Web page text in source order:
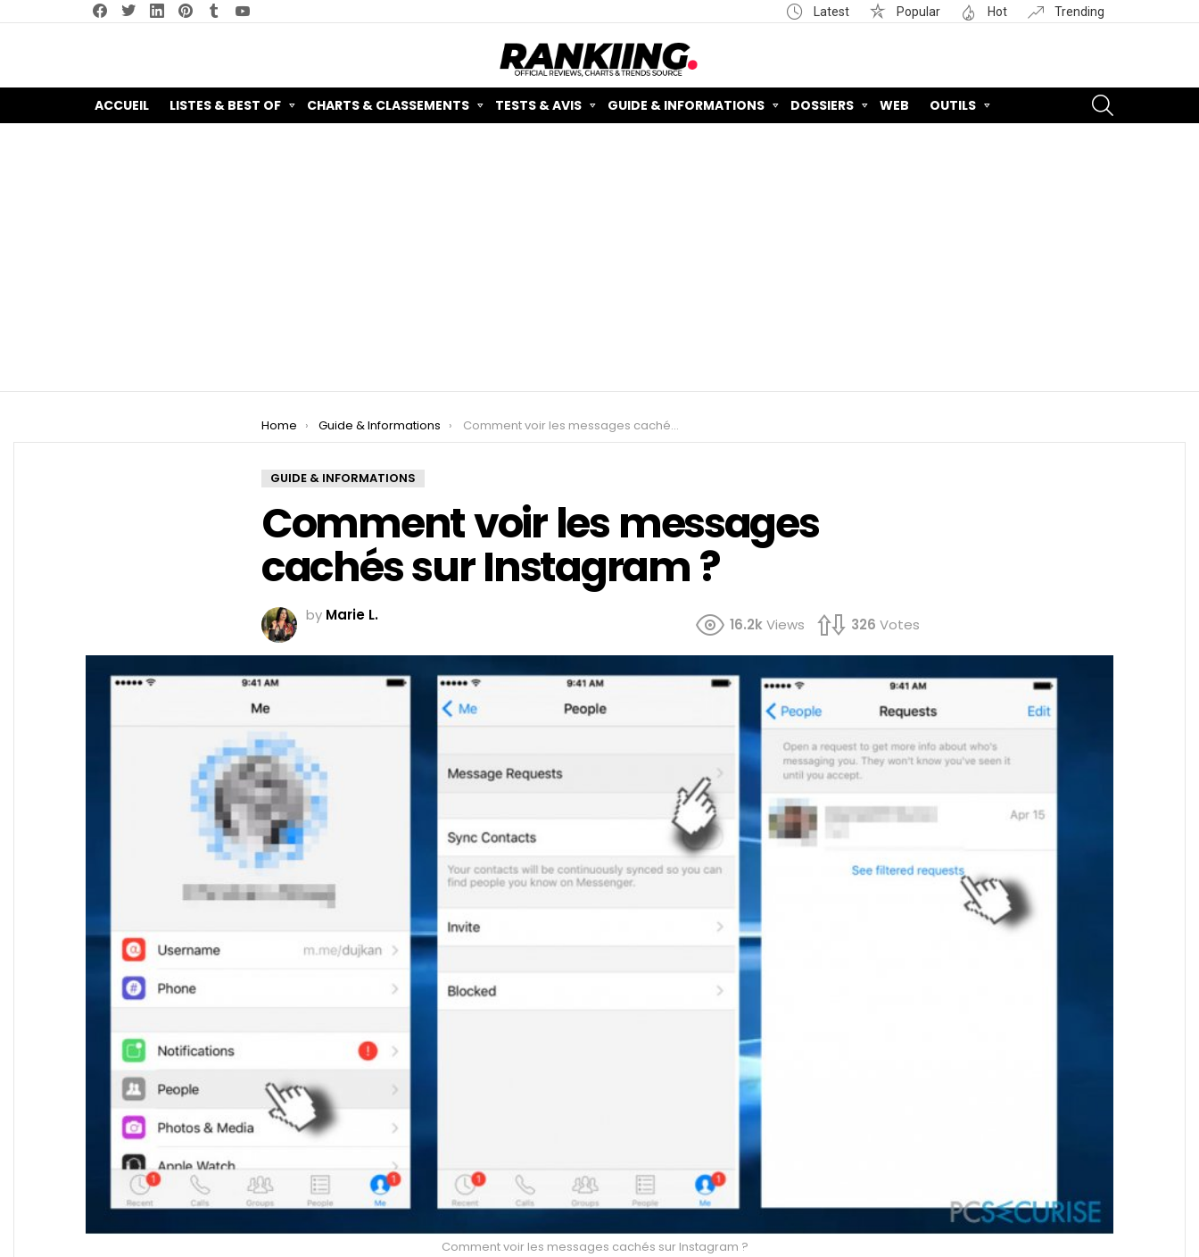
facebooktwitterlinkedin pinterest
Latest Popular Hot Trending
ACCUEIL LISTES & BEST OF CHARTS & CLASSEMENTS TESTS & AVIS GUIDE & INFORMATIONS DOSSIERS WEB OUTILS
You are here:
Home Guide & Informations Comment voir les messages cachés sur Instagram ?
GUIDE & INFORMATIONS
Comment voir les messages
cachés sur Instagram ?
by Marie L.
16.2kViews 326 Votes
Comment voir les messages cachés sur Instagram ?